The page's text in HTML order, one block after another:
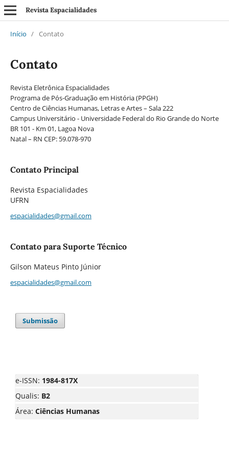
Revista Espacialidades
Início / Contato
Contato
Revista Eletrônica Espacialidades
Programa de Pós-Graduação em História (PPGH)
Centro de Ciências Humanas, Letras e Artes – Sala 222
Campus Universitário - Universidade Federal do Rio Grande do Norte
BR 101 - Km 01, Lagoa Nova
Natal – RN CEP: 59.078-970
Contato Principal
Revista Espacialidades
UFRN
espacialidades@gmail.com
Contato para Suporte Técnico
Gilson Mateus Pinto Júnior
espacialidades@gmail.com
Submissão
e-ISSN: 1984-817X
Qualis: B2
Área: Ciências Humanas